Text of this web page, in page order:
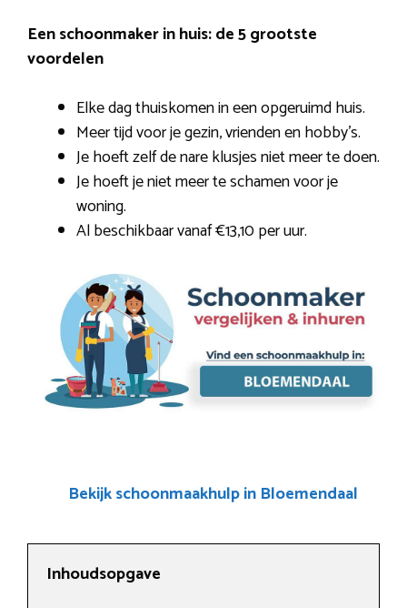
Een schoonmaker in huis: de 5 grootste
voordelen
Elke dag thuiskomen in een opgeruimd huis.
Meer tijd voor je gezin, vrienden en hobby’s.
Je hoeft zelf de nare klusjes niet meer te doen.
Je hoeft je niet meer te schamen voor je
woning.
Al beschikbaar vanaf €13,10 per uur.
Bekijk schoonmaakhulp in Bloemendaal
Inhoudsopgave